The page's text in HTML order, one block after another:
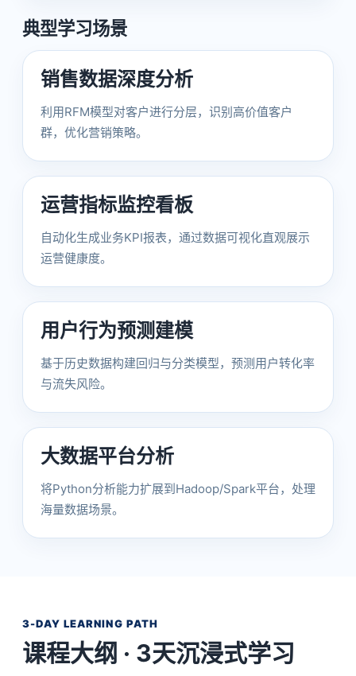
典型学习场景
销售数据深度分析
利用RFM模型对客户进行分层，识别高价值客户
群，优化营销策略。
运营指标监控看板
自动化生成业务KPI报表，通过数据可视化直观展示
运营健康度。
用户行为预测建模
基于历史数据构建回归与分类模型，预测用户转化率
与流失风险。
大数据平台分析
将Python分析能力扩展到Hadoop/Spark平台，处理
海量数据场景。
3-DAY LEARNING PATH
课程大纲 · 3天沉浸式学习